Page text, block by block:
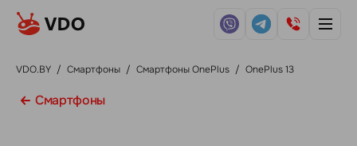
VDO.BY / Смартфоны / Смартфоны OnePlus / OnePlus 13
Смартфоны